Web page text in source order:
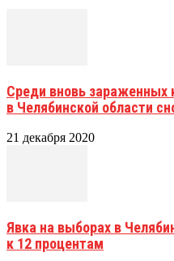
Среди вновь зараженных
в Челябинской области
21 декабря 2020
Явка на выборах в
к 12 процентам